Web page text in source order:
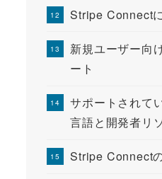
Stripe Connect
新規ユーザー向
ート
サポートされて
言語と開発者リ
Stripe Connect